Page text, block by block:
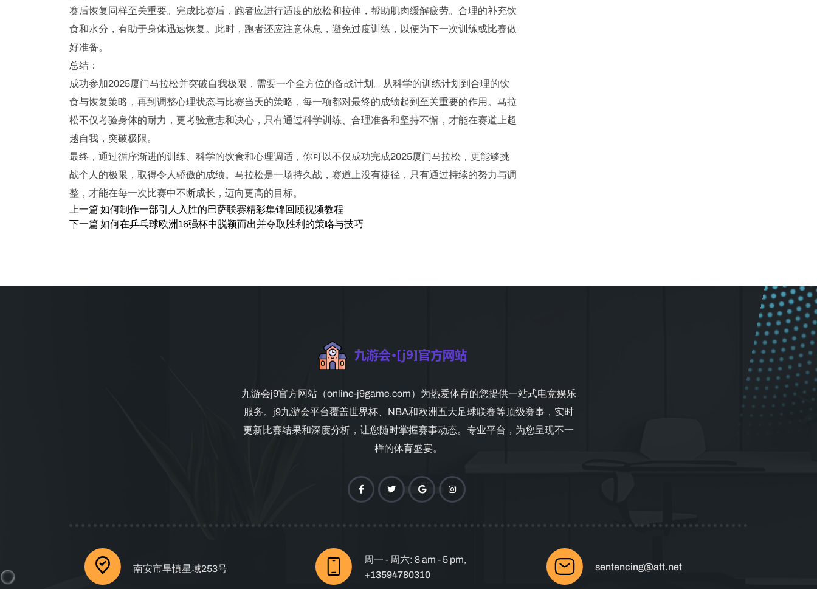
赛后恢复同样至关重要。完成比赛后，跑者应进行适度的放松和拉伸，帮助肌肉缓解疲劳。合理的补充饮
食和水分，有助于身体迅速恢复。此时，跑者还应注意休息，避免过度训练，以便为下一次训练或比赛做
好准备。
总结：
成功参加2025厦门马拉松并突破自我极限，需要一个全方位的备战计划。从科学的训练计划到合理的饮
食与恢复策略，再到调整心理状态与比赛当天的策略，每一项都对最终的成绩起到至关重要的作用。马拉
松不仅考验身体的耐力，更考验意志和决心，只有通过科学训练、合理准备和坚持不懈，才能在赛道上超
越自我，突破极限。
最终，通过循序渐进的训练、科学的饮食和心理调适，你可以不仅成功完成2025厦门马拉松，更能够挑
战个人的极限，取得令人骄傲的成绩。马拉松是一场持久战，赛道上没有捷径，只有通过持续的努力与调
整，才能在每一次比赛中不断成长，迈向更高的目标。
上一篇 如何制作一部引人入胜的巴萨联赛精彩集锦回顾视频教程
下一篇 如何在乒乓球欧洲16强杯中脱颖而出并夺取胜利的策略与技巧
九游会j9官方网站（online-j9game.com）为热爱体育的您提供一站式电竞娱乐
服务。j9九游会平台覆盖世界杯、NBA和欧洲五大足球联赛等顶级赛事，实时
更新比赛结果和深度分析，让您随时掌握赛事动态。专业平台，为您呈现不一
样的体育盛宴。
南安市旱慎星域253号
周一 - 周六: 8 am - 5 pm,
+13594780310
sentencing@att.net